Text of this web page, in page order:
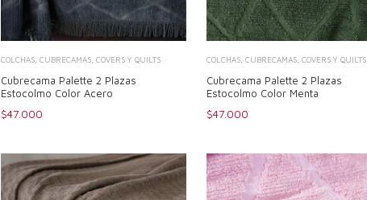
COLCHAS, CUBRECAMAS, COVERS Y QUILTS
Cubrecama Palette 2 Plazas
Estocolmo Color Acero
$47.000
COLCHAS, CUBRECAMAS, COVERS Y QUILTS
Cubrecama Palette 2 Plazas
Estocolmo Color Menta
$47.000